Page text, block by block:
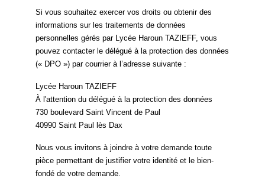
Si vous souhaitez exercer vos droits ou obtenir des
informations sur les traitements de données
personnelles gérés par Lycée Haroun TAZIEFF, vous
pouvez contacter le délégué à la protection des données
(« DPO ») par courrier à l’adresse suivante :
Lycée Haroun TAZIEFF
À l'attention du délégué à la protection des données
730 boulevard Saint Vincent de Paul
40990 Saint Paul lès Dax
Nous vous invitons à joindre à votre demande toute
pièce permettant de justifier votre identité et le bien-
fondé de votre demande.